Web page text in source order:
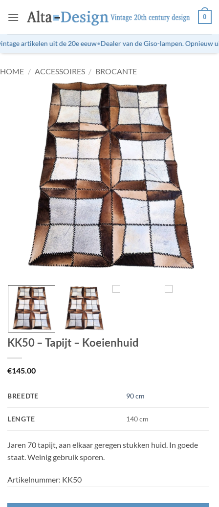
naar
0
artikelen uit de 20e eeuw•Dealer van de Giso-lampen. Opnieuw
HOME / ACCESSOIRES / BROCANTE
KK50 – Tapijt – Koeienhuid
€145.00
BREEDTE 90 cm
LENGTE 140 cm
Jaren 70 tapijt, aan elkaar geregen stukken huid. In goede
staat. Weinig gebruik sporen.
Artikelnummer: KK50